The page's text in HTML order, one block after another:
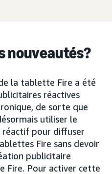
nouveautés?
la tablette Fire a été
réactives
de sorte que
utiliser le
réactif pour diffuser
Fire sans devoir
publicitaire
Fire. Pour activer cette